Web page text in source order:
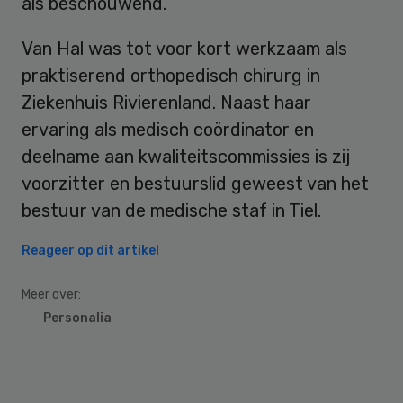
Van Hal was tot voor kort werkzaam als
praktiserend orthopedisch chirurg in
Ziekenhuis Rivierenland. Naast haar
ervaring als medisch coördinator en
deelname aan kwaliteitscommissies is zij
voorzitter en bestuurslid geweest van het
bestuur van de medische staf in Tiel.
Reageer op dit artikel
Meer over:
Personalia